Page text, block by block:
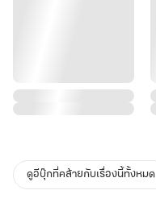
ดูอีบุ๊กที่คล้ายกับเรื่องนี้ทั้งหมด